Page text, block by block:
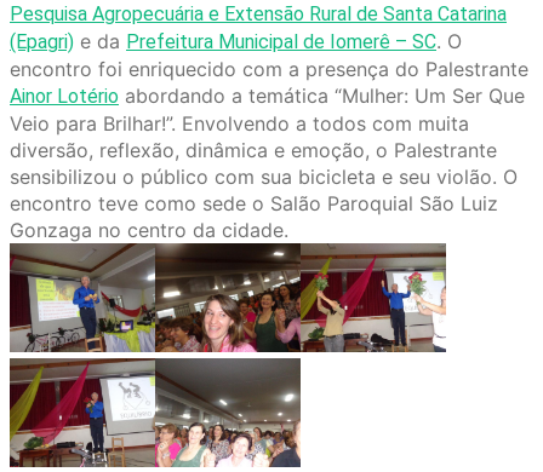
Pesquisa Agropecuária e Extensão Rural de Santa Catarina
(Epagri) e da Prefeitura Municipal de Iomerê – SC. O
encontro foi enriquecido com a presença do Palestrante
Ainor Lotério abordando a temática “Mulher: Um Ser Que
Veio para Brilhar!”. Envolvendo a todos com muita
diversão, reflexão, dinâmica e emoção, o Palestrante
sensibilizou o público com sua bicicleta e seu violão. O
encontro teve como sede o Salão Paroquial São Luiz
Gonzaga no centro da cidade.